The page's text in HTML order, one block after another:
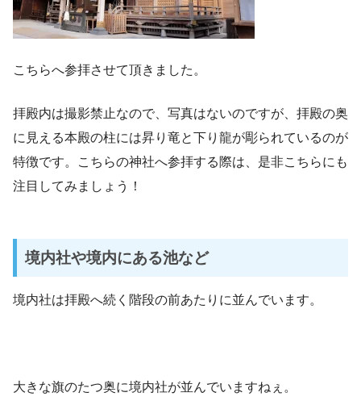
こちらへ参拝させて頂きました。
拝殿内は撮影禁止なので、写真はないのですが、拝殿の奥
に見える本殿の柱には昇り竜と下り龍が彫られているのが
特徴です。こちらの神社へ参拝する際は、是非こちらにも
注目してみましょう！
境内社や境内にある池など
境内社は拝殿へ続く階段の前あたりに並んでいます。
大きな旗のたつ奥に境内社が並んでいますねぇ。